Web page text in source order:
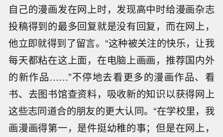
自己的漫画发在网上时，发现高中时给漫画杂志
投稿得到的最多回复就是没有回复，而在网上，
他立即就得到了留言。“这种被关注的快乐，让我
每天都粘在这上面，在电脑上画画，推荐国内外
的新作品……”不停地去看更多的漫画作品、看
书、去图书馆查资料，吸收新的知识以获得网上
这些志同道合的朋友的更大认同。“在学校里，我
画漫画得第一，是件挺幼稚的事；但是在网上，